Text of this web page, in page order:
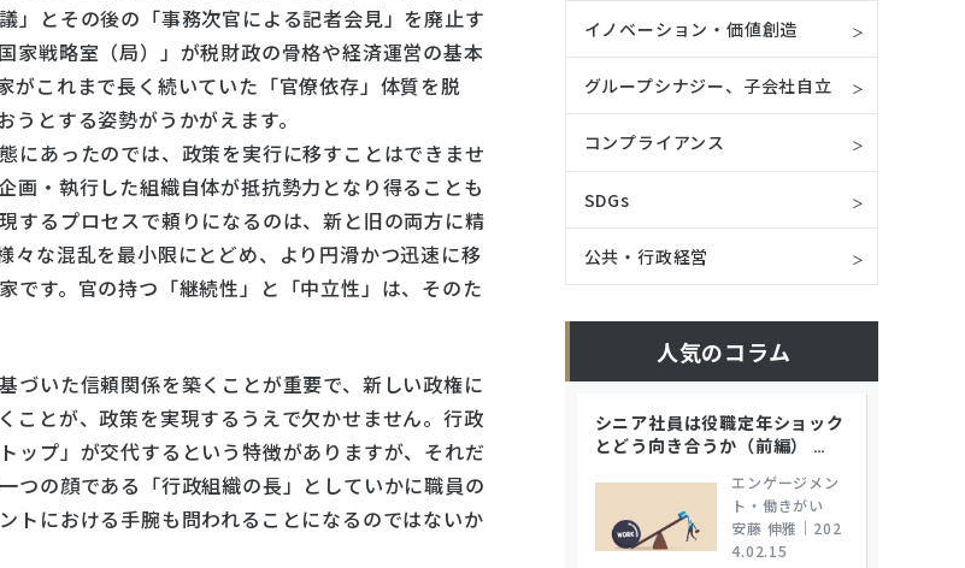
」とその後の「事務次官による記者会見」を廃止す
家戦略室（局）」が税財政の骨格や経済運営の基本
がこれまで長く続いていた「官僚依存」体質を脱
とする姿勢がうかがえます。
にあったのでは、政策を実行に移すことはできませ
画・執行した組織自体が抵抗勢力となり得ることも
するプロセスで頼りになるのは、新と旧の両方に精
々な混乱を最小限にとどめ、より円滑かつ迅速に移
です。官の持つ「継続性」と「中立性」は、そのた
づいた信頼関係を築くことが重要で、新しい政権に
ことが、政策を実現するうえで欠かせません。行政
ップ」が交代するという特徴がありますが、それだ
つの顔である「行政組織の長」としていかに職員の
トにおける手腕も問われることになるのではないか
イノベーション・価値創造
グループシナジー、子会社自立
コンプライアンス
SDGs
公共・行政経営
人気のコラム
シニア社員は役職定年ショック
とどう向き合うか（前編）
…
エンゲージメン
ト・働きがい
安藤 伸雅 ｜ 202
4.02.15